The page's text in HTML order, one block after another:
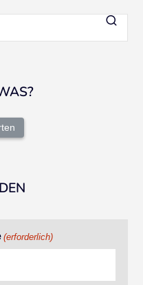
(erforderlich)